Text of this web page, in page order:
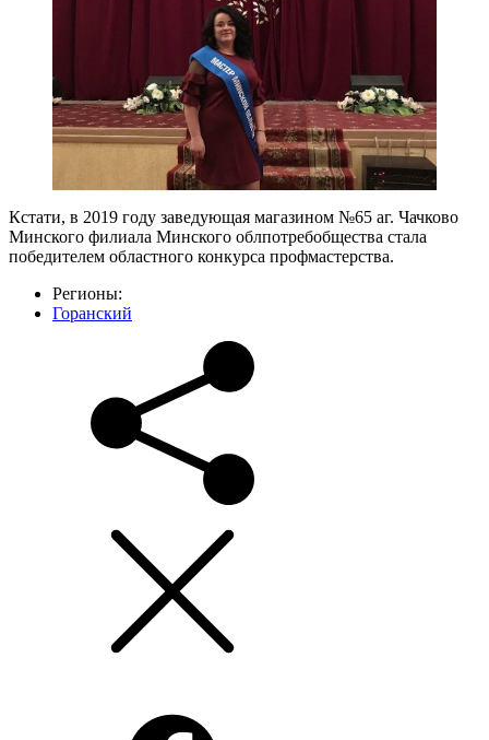
Кстати, в 2019 году заведующая магазином №65 аг. Чачково
Минского филиала Минского облпотребобщества стала
победителем областного конкурса профмастерства.
Регионы:
Горанский